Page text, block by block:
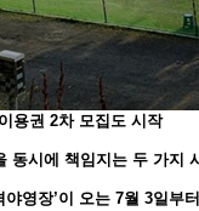
용권 2차 모집도 시작
동시에 책임지는 두 가지
영장’이 오는 7월 3일부